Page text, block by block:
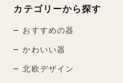
カテゴリーから探す
おすすめの器
かわいい器
北欧デザイン